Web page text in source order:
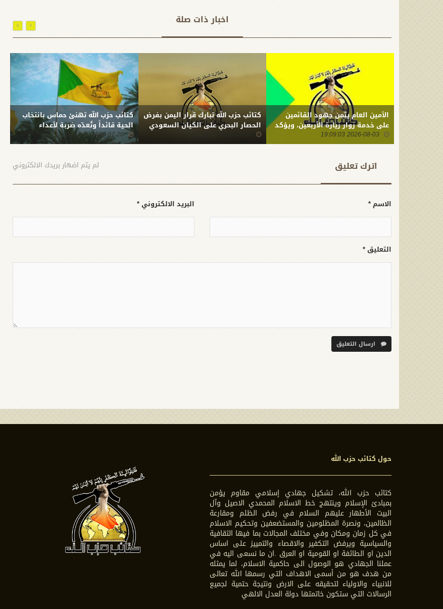
اخبار ذات صلة
الأمين العام يثمن جهود القائمين
على خدمة زوار زيارة الأربعين، ويؤكد
أن ما ارتكبه العدو من جريمة بحق
أبنائنا يستدعي التمسك بالسلاح
2026-08-03 19:09:03
كتائب حزب الله تبارك قرار اليمن بفرض
الحصار البحري على الكيان السعودي
2026-07-20 22:01:23
كتائب حزب الله تهنئ حماس بانتخاب
الحية قائداً وتُعدّه ضربة لأعداء
الشعب الفلسطيني
2026-07-20 19:42:46
اترك تعلیق لم يتم اضهار بريدك الالكتروني
الاسم * البريد الالكتروني *
التعليق *
ارسال التعليق
حول كتائب حزب الله
كتائب حزب الله، تشكيل جهادي إسلامي مقاوم يؤمن
بمبادئ الإسلام وينتهج خط الاسلام المحمدي الاصيل وآل
البيت الأطهار عليهم السلام في رفض الظلم ومقارعة
الظالمين، ونصرة المظلومين والمستضعفين وتحكيم الاسلام
في كل زمان ومكان وفي مختلف المجالات بما فيها الثقافية
والسياسية ويرفض التكفير والاقصاء والتمييز على اساس
الدين او الطائفة او القومية او العرق .ان ما نسعى اليه في
عملنا الجهادي هو الوصول الى حاكمية الاسلام، لما يمثله
من هدف هو من أسمى الاهداف التي رسمها الله تعالى
للانبياء والاولياء لتحقيقه على الارض ونتيجة حتمية لجميع
الرسالات التي ستكون خاتمتها دولة العدل الالهي